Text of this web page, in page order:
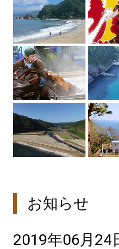
お知らせ
2019年06月24